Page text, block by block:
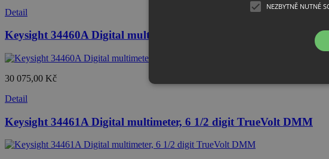
Detail
Keysight 34460A Digital multimeter, 6 1/2 digit, basic TrueVolt
30 075,00 Kč
Detail
Keysight 34461A Digital multimeter, 6 1/2 digit TrueVolt DMM
NEZBYTNĚ NUTNÉ